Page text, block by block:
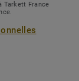
Tarkett France